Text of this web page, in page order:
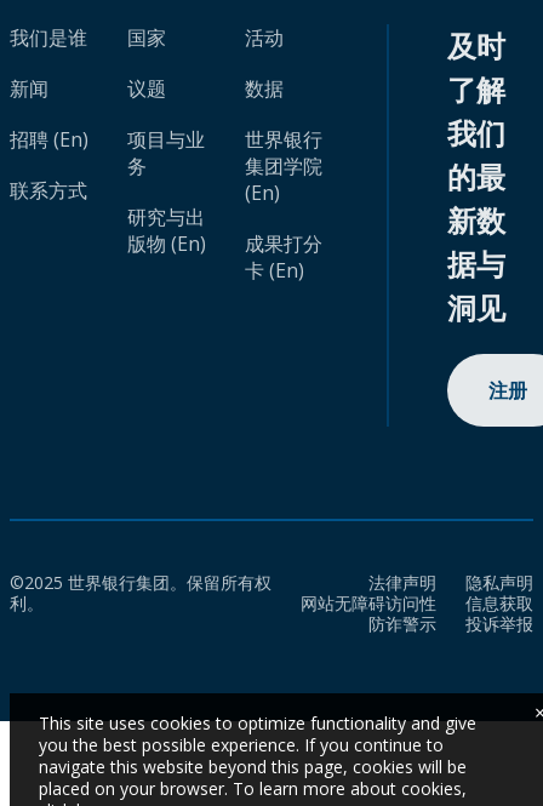
我们是谁
新闻
招聘 (En)
联系方式
国家
议题
项目与业
务
研究与出
版物 (En)
活动
数据
世界银行
集团学院
(En)
成果打分
卡 (En)
及时
了解
我们
的最
新数
据与
洞见
注册
©2025 世界银行集团。保留所有权
利。
法律声明
隐私声明
网站无障碍访问性
信息获取
防诈警示
投诉举报
This site uses cookies to optimize functionality and give
you the best possible experience. If you continue to
navigate this website beyond this page, cookies will be
placed on your browser. To learn more about cookies,